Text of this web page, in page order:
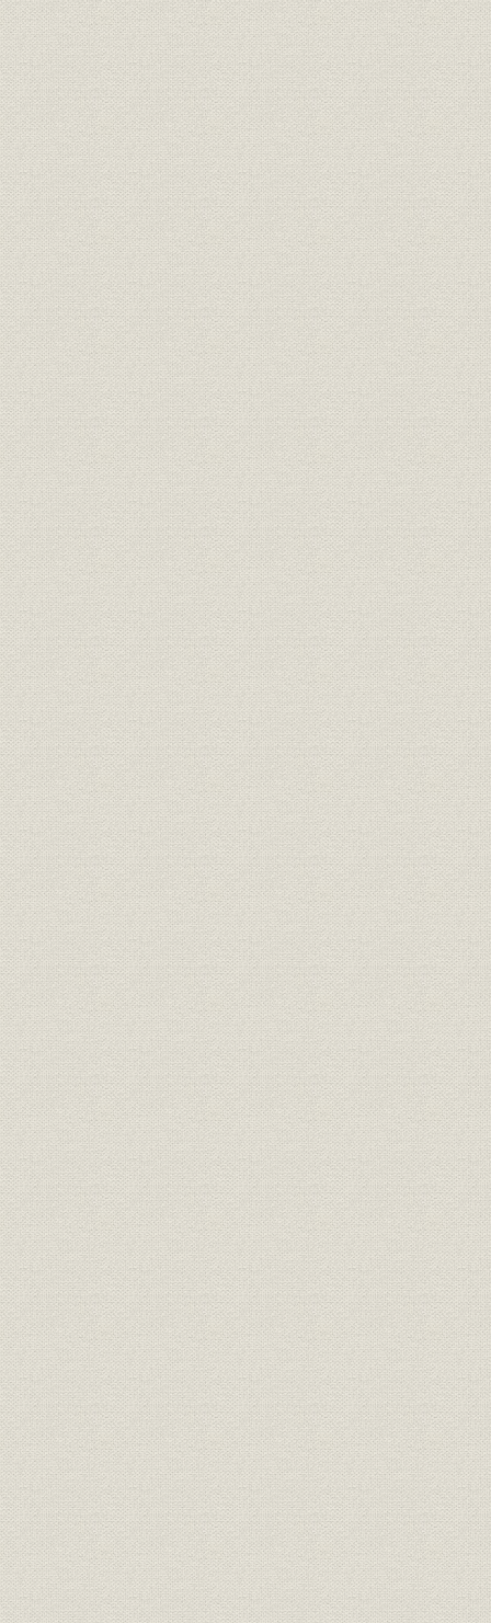
施設;設備
東京特別復興工事工程概要(局
外)
昭和21年
(1947年)
電話;設備 特別復興工事(局外)使用主材料
昭和21年
(1947年)
技術 接続試験の成績 昭和21年1
労働組合;通信 戦後の労働組合の組織状況
昭和11年
(1952年)
食糧問題 食糧を求めて 昭和21年
労働争議 2・1ゼネスト 昭和21年
電話 各局別の進駐軍加入回線数 昭和22年
電話
一般通話とAFコール[連合軍通
話]とのサービス比較
昭和22年
電話 進駐軍の電話
昭和21年
(1951年)
技術;施設 市外回線の改良工事 昭和22年
電話 連合軍電話の料率
電話;設備
昭和23年度末における連合軍関
係PBX[五〇号型二〇〇回線の自
動交換装置]
昭和23年
電話;設備
連合軍関係PBX[五〇号型二〇〇
回線の自動交換装置]施設(直営)
の推移
昭和23年
年度(1956
電話;組織
7局編成になった東京電話の業
務機構
昭和22年
物価;価格
主な交通・通信・たばこ料金の
推移
昭和19年
(1957年)4
電話
昭和22年当時の電話料金払込通
知書
昭和22年
電話;租税 電話加入権税の税額
昭和22年
年度(1949